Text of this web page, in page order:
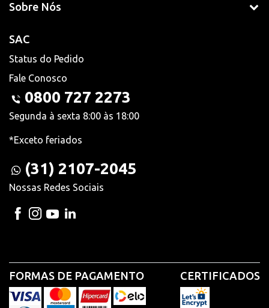
Sobre Nós
SAC
Status do Pedido
Fale Conosco
0800 727 2273
Segunda à sexta 8:00 às 18:00
*Exceto feriados
(31) 2107-2045
Nossas Redes Sociais
FORMAS DE PAGAMENTO CERTIFICADOS